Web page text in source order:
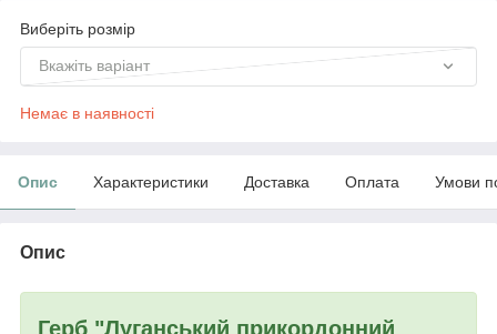
Виберіть розмір
Вкажіть варіант
Немає в наявності
Опис Характеристики Доставка Оплата Умови
Опис
Герб "Луганський прикордонний